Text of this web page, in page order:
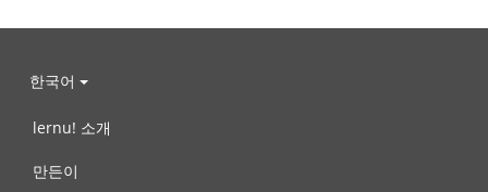
한국어
lernu! 소개
만든이